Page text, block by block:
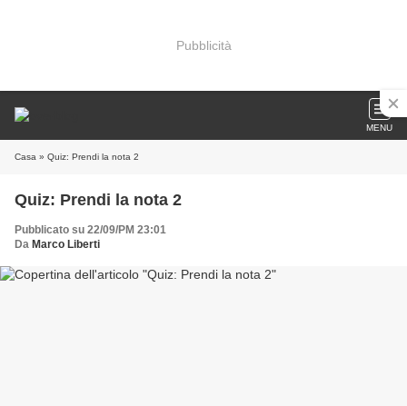
Pubblicità
MENU
Casa » Quiz: Prendi la nota 2
Quiz: Prendi la nota 2
Pubblicato su 22/09/PM 23:01
Da Marco Liberti